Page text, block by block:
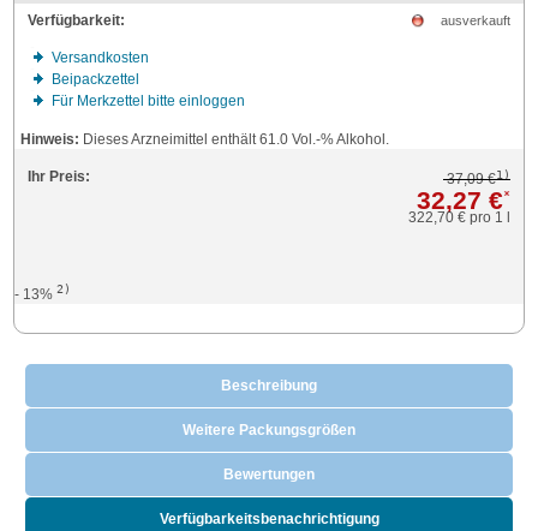
Verfügbarkeit:
ausverkauft
Versandkosten
Beipackzettel
Für Merkzettel bitte einloggen
Hinweis: Dieses Arzneimittel enthält 61.0 Vol.-% Alkohol.
Ihr Preis: 37,09 €1)
32,27 €*
322,70 € pro 1 l
- 13%2)
Beschreibung
Weitere Packungsgrößen
Bewertungen
Verfügbarkeitsbenachrichtigung